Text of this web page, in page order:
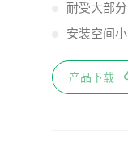
耐受大部
安装空间
产品下载